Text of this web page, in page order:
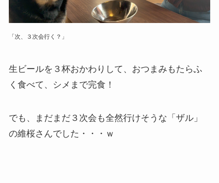
「次、３次会行く？」
生ビールを３杯おかわりして、おつまみもたらふ
く食べて、シメまで完食！
でも、まだまだ３次会も全然行けそうな「ザル」
の維桜さんでした・・・ｗ